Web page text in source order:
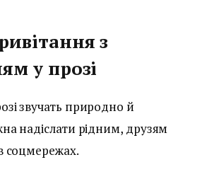
з
у прозі
звучать природно й
надіслати рідним, друзям
соцмережах.